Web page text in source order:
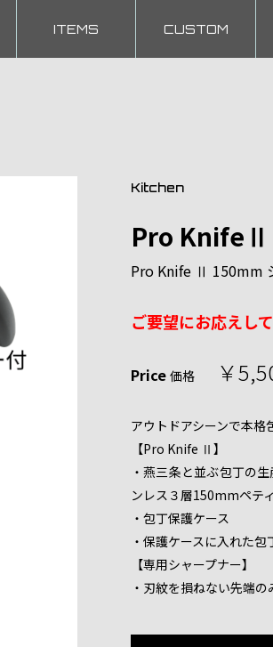
ITEMS CUSTOM
Kitchen
Pro KnifeⅡ
Pro Knife Ⅱ 150mm
ご要望にお応えし
Price 価格 ￥
アウトドアシーンで本格
【Pro Knife Ⅱ】
・燕三条と並ぶ包丁の
ンレス３層150mmペテ
・包丁保護ケース
・保護ケースに入れた
【専用シャープナー】
・刃紋を損ねない先端